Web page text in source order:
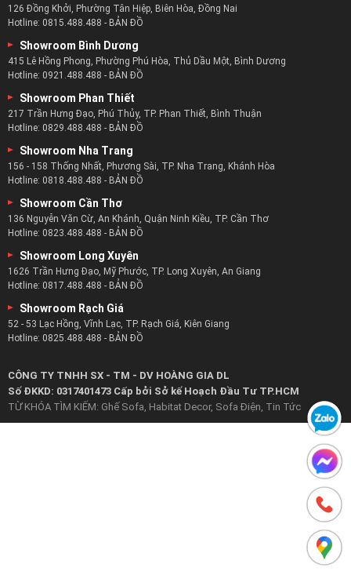
126 Đồng Khởi, Phường Tân Hiệp, Biên Hòa, Đồng Nai
Hotline: 0815.488.488 - BẢN ĐỒ
Showroom Bình Dương
415 Lê Hồng Phong, Phường Phú Hòa, Thủ Dầu Một, Bình Dương
Hotline: 0921.488.488 - BẢN ĐỒ
Showroom Phan Thiết
217 Trần Hưng Đạo, Phú Thủy, TP. Phan Thiết, Bình Thuận
Hotline: 0829.488.488 - BẢN ĐỒ
Showroom Nha Trang
156 - 158 Thống Nhất, Phương Sài, TP. Nha Trang, Khánh Hòa
Hotline: 0818.488.488 - BẢN ĐỒ
Showroom Cần Thơ
136 Nguyễn Văn Cừ, An Khánh, Quận Ninh Kiều, TP. Cần Thơ
Hotline: 0823.488.488 - BẢN ĐỒ
Showroom Long Xuyên
1626 Trần Hưng Đạo, Mỹ Phước, TP. Long Xuyên, An Giang
Hotline: 0817.488.488 - BẢN ĐỒ
Showroom Rạch Giá
52 - 53 Lạc Hồng, Vĩnh Lạc, TP. Rạch Giá, Kiên Giang
Hotline: 0825.488.488 - BẢN ĐỒ
CÔNG TY TNHH SX - TM - DV HOÀNG GIA DL
Số ĐKKD: 0317401473 Cấp bởi Sở kế Hoạch Đầu Tư TP.HCM
TỪ KHÓA TÌM KIẾM: Ghế Sofa Habitat Decor, Sofa Điện Tin Tức